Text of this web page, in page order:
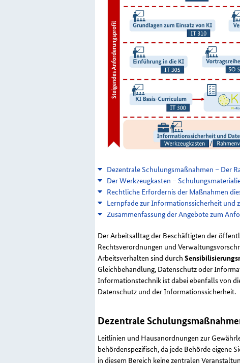
Dezentrale Schulungsmaßnahmen – Der
Der Werkzeugkasten –
Rechtliche Erfordernis der Maßnahmen
Lernpfade zur Informationssicherheit und
Zusammenfassung der Angebote zum
Der Arbeitsalltag der Beschäftigten der
Rechtsverordnungen und
Arbeitsverhalten sind durch
Gleichbehandlung, Datenschutz oder
Informationstechnik ist dabei ebenfalls von
Datenschutz und der Informationssicherheit.
Dezentrale
Leitlinien und Hausanordnungen zur
behördenspezifisch, da jede Behörde eigene
in diesem Bereich keine zentralen